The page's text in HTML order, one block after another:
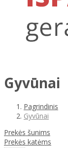
Gyvūnai
Pagrindinis
Gyvūnai
Prekės šunims
Prekės katėms